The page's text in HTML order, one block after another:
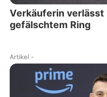
Verkäuferin verlässt
gefälschtem Ring
Artikel -